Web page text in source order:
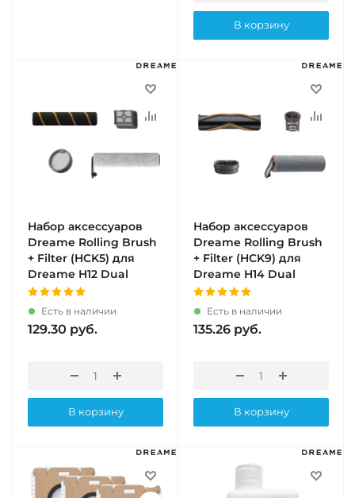
В корзину
Набор аксессуаров
Dreame Rolling Brush
+ Filter (HCK5) для
Dreame H12 Dual
Есть в наличии
129.30 руб.
В корзину
Набор аксессуаров
Dreame Rolling Brush
+ Filter (HCK9) для
Dreame H14 Dual
Есть в наличии
135.26 руб.
В корзину